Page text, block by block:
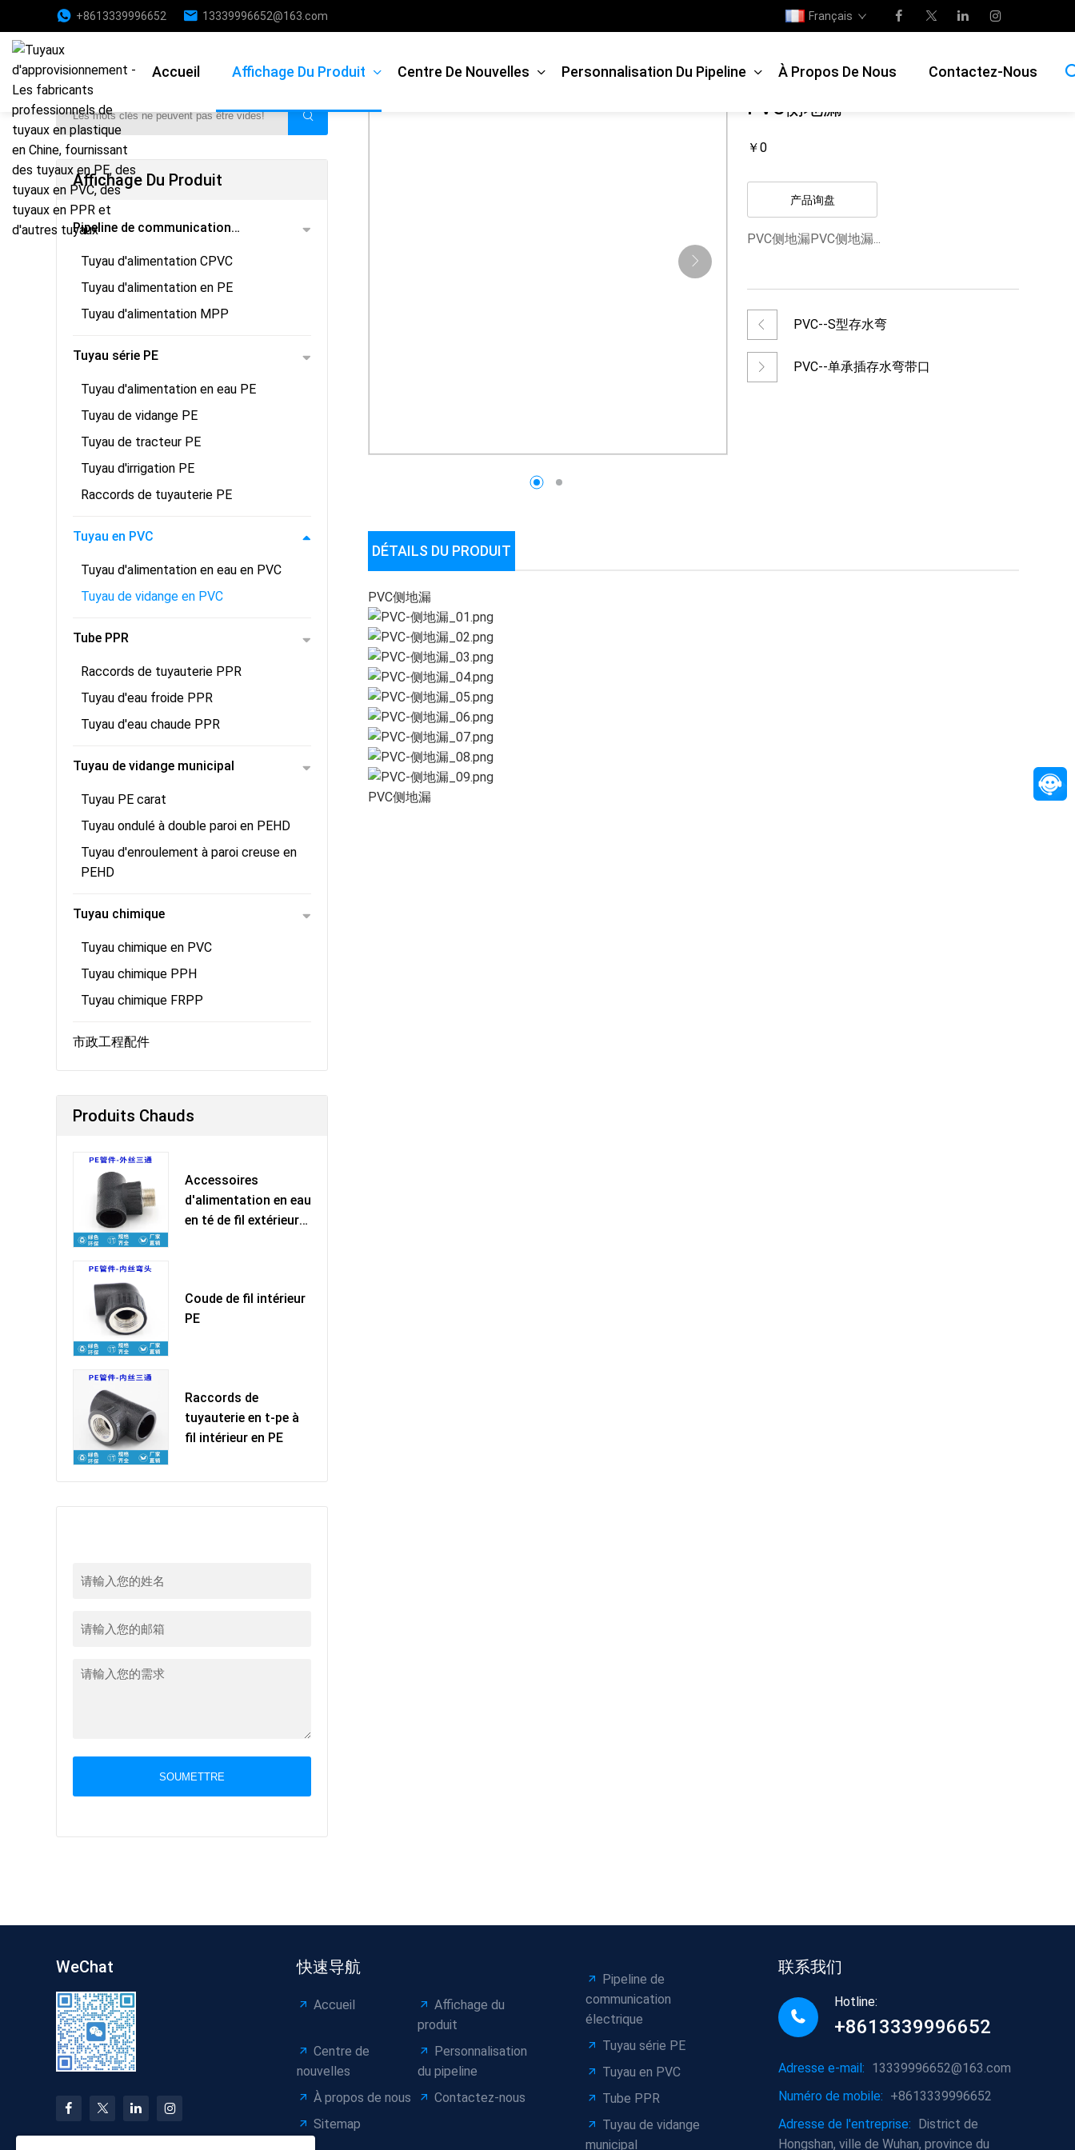
+8613339996652 13339996652@163.com Français
Accueil Affichage Du Produit Centre De Nouvelles Personnalisation Du Pipeline À Propos De Nous Contactez-Nous
Affichage Du Produit
Affichage Du Produit
Pipeline de communication
électrique
Tuyau d'alimentation CPVC
Tuyau d'alimentation en PE
Tuyau d'alimentation MPP
Tuyau série PE
Tuyau d'alimentation en eau PE
Tuyau de vidange PE
Tuyau de tracteur PE
Tuyau d'irrigation PE
Raccords de tuyauterie PE
Tuyau en PVC
Tuyau d'alimentation en eau en PVC
Tuyau de vidange en PVC
Tube PPR
Raccords de tuyauterie PPR
Tuyau d'eau froide PPR
Tuyau d'eau chaude PPR
Tuyau de vidange municipal
Tuyau PE carat
Tuyau ondulé à double paroi en PEHD
Tuyau d'enroulement à paroi creuse en
PEHD
Tuyau chimique
Tuyau chimique en PVC
Tuyau chimique PPH
Tuyau chimique FRPP
市政工程配件
Produits Chauds
Accessoires
d'alimentation en eau
en té de fil extérieur
Coude de fil intérieur
PE
Raccords de
tuyauterie en t-pe à
fil intérieur en PE
SOUMETTRE
PVC侧地漏
￥0
产品询盘
PVC侧地漏PVC侧地漏...
PVC--S型存水弯
PVC--单承插存水弯带口
DÉTAILS DU PRODUIT
PVC侧地漏
PVC侧地漏
WeChat 快速导航
Accueil
Affichage du
produit
Centre de
nouvelles
Personnalisation
du pipeline
À propos de nous
Contactez-nous
Sitemap
Pipeline de
communication
électrique
Tuyau série PE
Tuyau en PVC
Tube PPR
Tuyau de vidange
municipal
联系我们
Hotline:
+8613339996652
Adresse e-mail: 13339996652@163.com
Numéro de mobile: +8613339996652
Adresse de l'entreprise: District de
Hongshan, ville de Wuhan, province du